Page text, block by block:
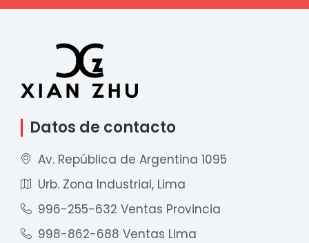
Datos de contacto
Av. República de Argentina 1095
Urb. Zona Industrial, Lima
996-255-632 Ventas Provincia
998-862-688 Ventas Lima